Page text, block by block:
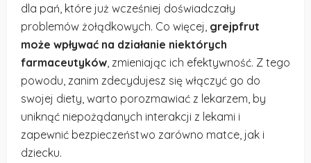
dla pań, które już wcześniej doświadczały
problemów żołądkowych. Co więcej, grejpfrut
może wpływać na działanie niektórych
farmaceutyków , zmieniając ich efektywność. Z tego
powodu, zanim zdecydujesz się włączyć go do
swojej diety, warto porozmawiać z lekarzem, by
uniknąć niepożądanych interakcji z lekami i
zapewnić bezpieczeństwo zarówno matce, jak i
dziecku.